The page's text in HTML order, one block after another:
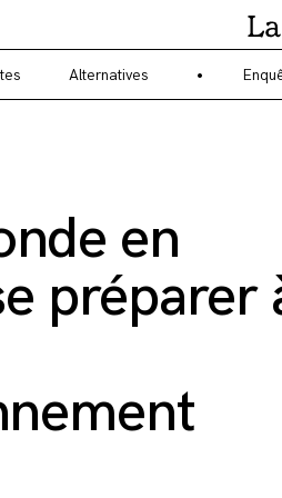
? Un média engagé sur l'écologie
Alternatives
en
préparer